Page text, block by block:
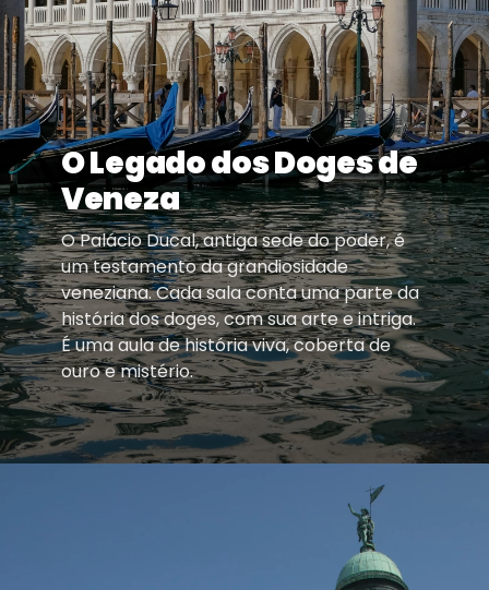
O Legado dos Doges de
Veneza
O Palácio Ducal, antiga sede do poder, é
um testamento da grandiosidade
veneziana. Cada sala conta uma parte da
história dos doges, com sua arte e intriga.
É uma aula de história viva, coberta de
ouro e mistério.